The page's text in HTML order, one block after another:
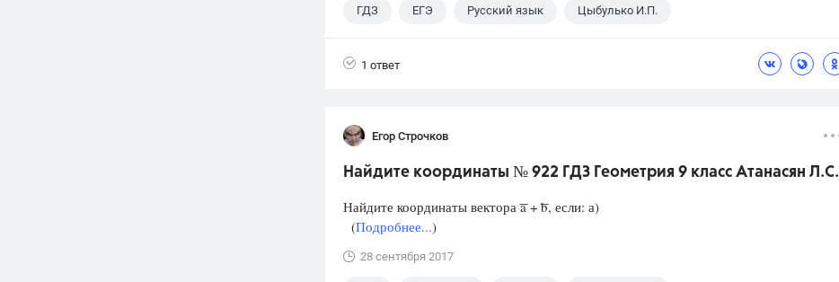
ГДЗ ЕГЭ Русский язык Цыбулько И.П.
1 ответ
Егор Строчков
Найдите координаты № 922 ГДЗ Геометрия 9 класс Атанасян Л.С.
Найдите координаты вектора ͞a + ͞b, если: а)
(Подробнее...)
28 сентября 2017